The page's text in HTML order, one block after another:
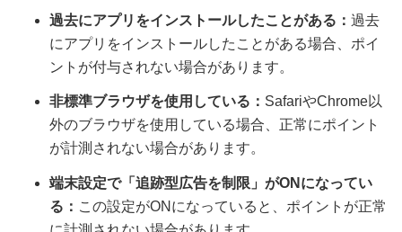
過去にアプリをインストールしたことがある： 過去
にアプリをインストールしたことがある場合、ポイ
ントが付与されない場合があります。
非標準ブラウザを使用している： SafariやChrome以
外のブラウザを使用している場合、正常にポイント
が計測されない場合があります。
端末設定で「追跡型広告を制限」がONになってい
る： この設定がONになっていると、ポイントが正常